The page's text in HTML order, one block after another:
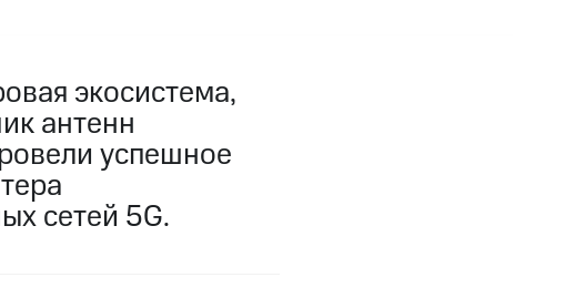
экосистема,
антенн
успешное
сетей 5G.